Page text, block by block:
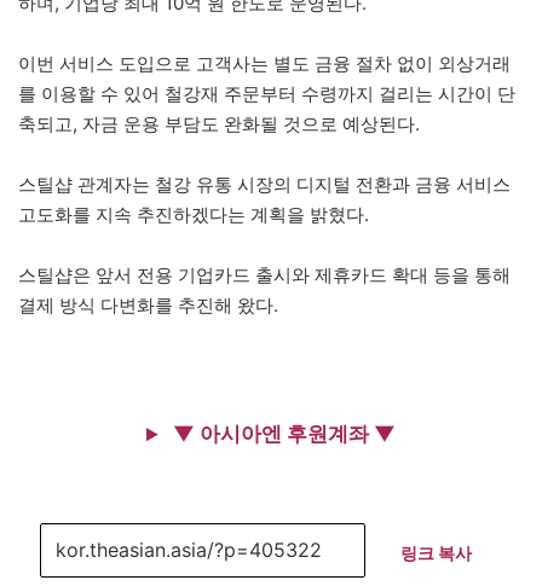
이번 서비스 도입으로 고객사는 별도 금융 절차 없이 외상거래
를 이용할 수 있어 철강재 주문부터 수령까지 걸리는 시간이 단
축되고, 자금 운용 부담도 완화될 것으로 예상된다.
스틸샵 관계자는 철강 유통 시장의 디지털 전환과 금융 서비스
고도화를 지속 추진하겠다는 계획을 밝혔다.
스틸샵은 앞서 전용 기업카드 출시와 제휴카드 확대 등을 통해
결제 방식 다변화를 추진해 왔다.
▼ 아시아엔 후원계좌 ▼
링크 복사